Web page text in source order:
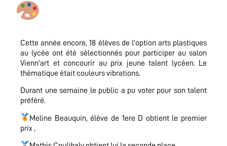
Cette année encore, 18 élèves de l’option arts plastiques
au lycée ont été sélectionnés pour participer au salon
Vienn’art et concourir au prix jeune talent lycéen. Le
thématique était couleurs vibrations.
Durant une semaine le public a pu voter pour son talent
préféré.
Meline Beauquin, élève de 1ere D obtient le premier
prix ,